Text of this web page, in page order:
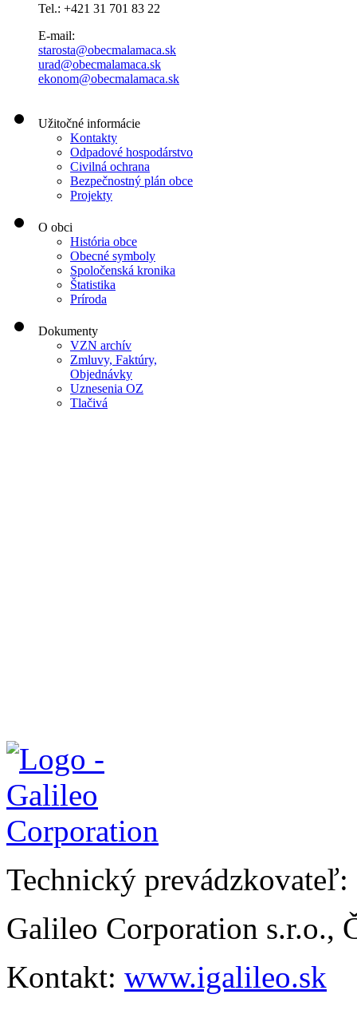
Tel.: +421 31 701 83 22
E-mail:
starosta@obecmalamaca.sk
urad@obecmalamaca.sk
ekonom@obecmalamaca.sk
Užitočné informácie
Kontakty
Odpadové hospodárstvo
Civilná ochrana
Bezpečnostný plán obce
Projekty
O obci
História obce
Obecné symboly
Spoločenská kronika
Štatistika
Príroda
Dokumenty
VZN archív
Zmluvy, Faktúry,
Objednávky
Uznesenia OZ
Tlačivá
Technický prevádzkovateľ:
Galileo Corporation s.r.o.,
Kontakt: www.igalileo.sk